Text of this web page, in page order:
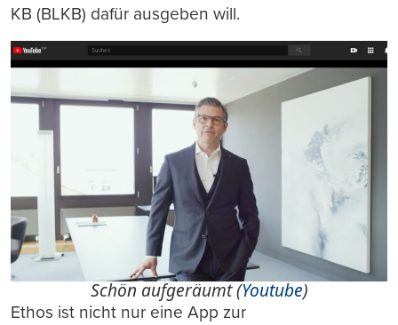
KB (BLKB) dafür ausgeben will.
Schön aufgeräumt (Youtube)
Ethos ist nicht nur eine App zur